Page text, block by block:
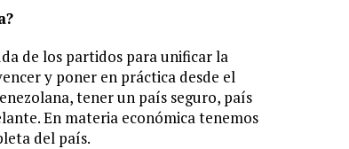
de los partidos para unificar la
y poner en práctica desde el
tener un país seguro, país
En materia económica tenemos
del país.